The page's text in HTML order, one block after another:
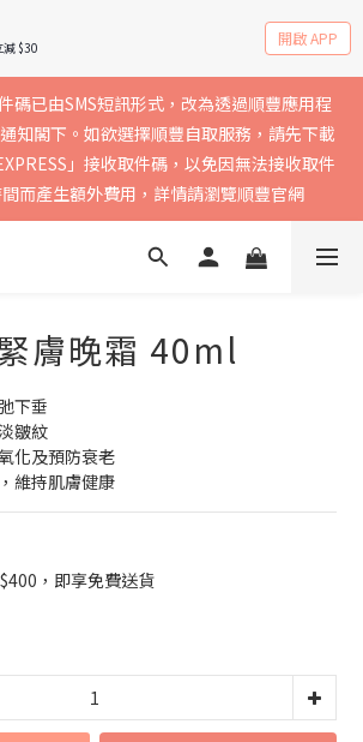
$30 開啟 APP
單經順豐速運會於2-5個工作天內送到，請核
到送貨通知，暫不支援中國內地及澳門地區
到送貨通知，暫不支援中國內地及澳門地區
碼已由SMS短訊形式，改為透過順豐應用程
知閣下。如欲選擇順豐自取服務，請先下載
」接收取件碼，以免因無法接收取件
而產生額外費用，詳情請瀏覽順豐官網
膚晚霜 40ml
下垂
皺紋
化及預防衰老
維持肌膚健康
，即享免費送貨